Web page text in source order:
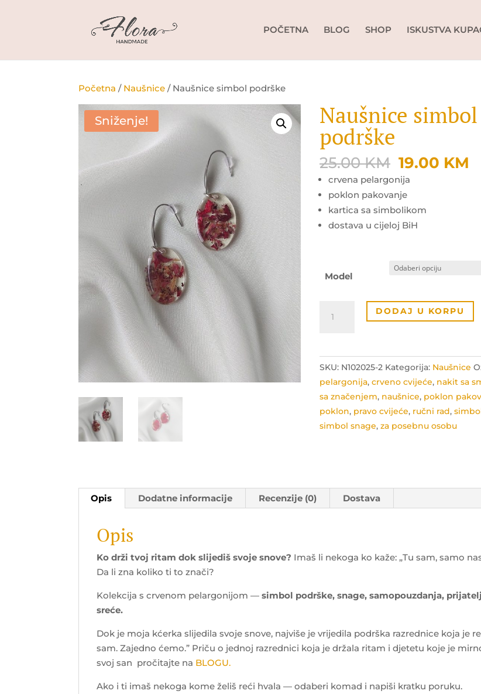
POČETNA BLOG SHOP ISKUSTVA
Početna / Naušnice / Naušnice simbol podrške
Sniženje! Naušnice simbol
podrške
25.00KM Original
price
was:
25.00 KM.
19.00 KM
crvena pelargonija
poklon pakovanje
kartica sa simbolikom
dostava u cijeloj BiH
Model
simbol
DODAJ U KORPU
SKU: N102025-2 Kategorija: Naušnice
pelargonija,crveno cvijeće, nakit sa
sa značenjem, naušnice, poklon
poklon, pravo cvijeće, ručni rad,
simbol snage,za posebnu osobu
Opis Dodatne informacije Recenzije (0) Dostava
Opis
Ko drži tvoj ritam dok slijediš svoje snove? Imaš li nekoga ko kaže: „Tu sam, samo
Da li zna koliko ti to znači?
Kolekcija s crvenom pelargonijom —simbol podrške, snage, samopouzdanja,
sreće.
Dok je moja kćerka slijedila svoje snove, najviše je vrijedila podrška razrednice koja je
sam. Zajedno ćemo.” Priču o jednoj razrednici koja je držala ritam i djetetu koje je
svoj san pročitajte na BLOGU.
Ako i ti imaš nekoga kome želiš reći hvala — odaberi komad i napiši kratku poruku.